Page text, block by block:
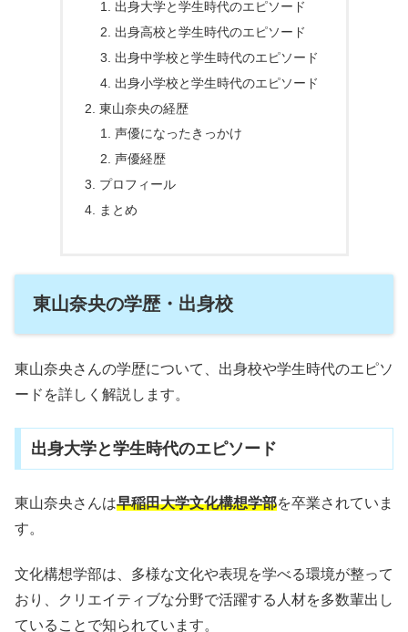
出身大学と学生時代のエピソード
出身高校と学生時代のエピソード
出身中学校と学生時代のエピソード
出身小学校と学生時代のエピソード
東山奈央の経歴
声優になったきっかけ
声優経歴
プロフィール
まとめ
東山奈央の学歴・出身校
東山奈央さんの学歴について、出身校や学生時代のエピソ
ードを詳しく解説します。
出身大学と学生時代のエピソード
東山奈央さんは早稲田大学文化構想学部を卒業されていま
す。
文化構想学部は、多様な文化や表現を学べる環境が整って
おり、クリエイティブな分野で活躍する人材を多数輩出し
ていることで知られています。